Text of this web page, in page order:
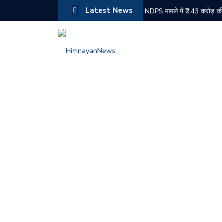
Latest News NDPS मामले में ₹2.43 करोड़